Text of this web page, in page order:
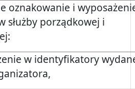
oznakowanie i
służby porządkowej i
w identyfikatory